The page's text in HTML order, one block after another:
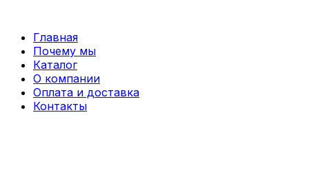
содержимому
Главная
Почему мы
Каталог
О компании
Оплата и доставка
Контакты